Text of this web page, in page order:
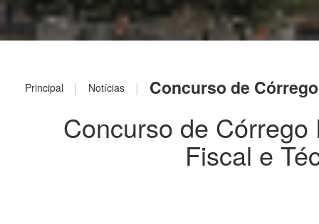
Principal | Notícias | Concurso de
Concurso de
Fiscal e